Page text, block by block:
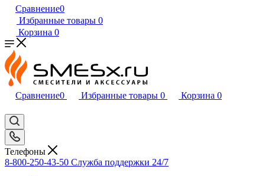
Сравнение0
Избранные товары 0
Корзина 0
Сравнение0 Избранные товары 0 Корзина 0
Телефоны
8-800-250-43-50 Служба поддержки 24/7